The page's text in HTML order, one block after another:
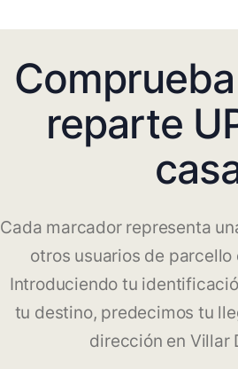
reparte
Cada marcador representa
otros usuarios de
Introduciendo tu
tu destino, predecimos tu
dirección en Villar